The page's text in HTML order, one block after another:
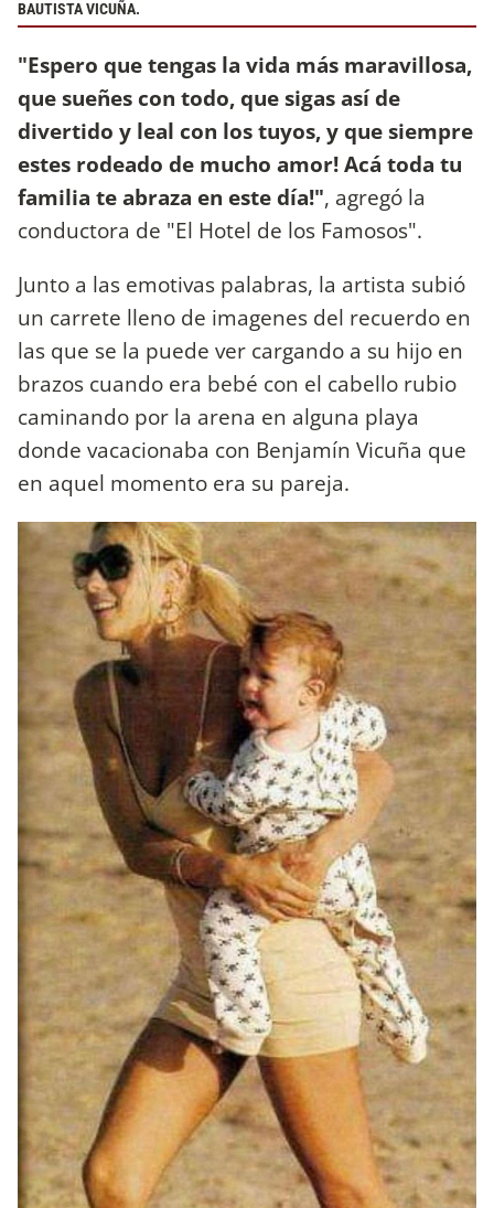
BAUTISTA VICUÑA.
"Espero que tengas la vida más maravillosa,
que sueñes con todo, que sigas así de
divertido y leal con los tuyos, y que siempre
estes rodeado de mucho amor! Acá toda tu
familia te abraza en este día!", agregó la
conductora de "El Hotel de los Famosos".
Junto a las emotivas palabras, la artista subió
un carrete lleno de imagenes del recuerdo en
las que se la puede ver cargando a su hijo en
brazos cuando era bebé con el cabello rubio
caminando por la arena en alguna playa
donde vacacionaba con Benjamín Vicuña que
en aquel momento era su pareja.